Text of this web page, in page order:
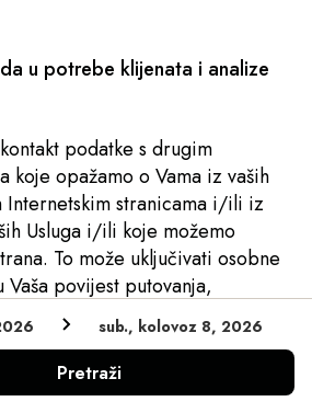
u potrebe klijenata i analize
podatke s drugim
koje opažamo o Vama iz vaših
Internetskim stranicama i/ili iz
Usluga i/ili koje možemo
To može uključivati osobne
Vaša povijest putovanja,
preferencije usluga, aktivnosti
marketinške preferencije i
boravaka, iznos naknada za
sub., kolovoz 8, 2026
Pretraži